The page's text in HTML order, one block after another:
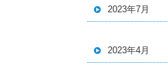
2023年7月
2023年4月